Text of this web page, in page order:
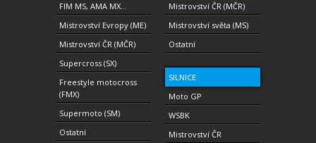
FIM MS, AMA MX...
Mistrovství Evropy (ME)
Mistrovství ČR (MČR)
Supercross (SX)
Freestyle motocross
(FMX)
Supermoto (SM)
Ostatní
Mistrovství ČR (MČR)
Mistrovství světa (MS)
Ostatní
SILNICE
Moto GP
WSBK
Mistrovství ČR